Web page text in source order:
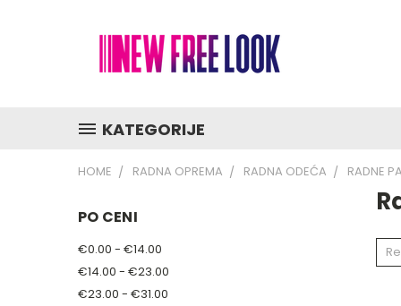
KATEGORIJE
HOME RADNA OPREMA RADNA ODEĆA RADNE
PO CENI
€0.00 - €14.00
€14.00 - €23.00
€23.00 - €31.00